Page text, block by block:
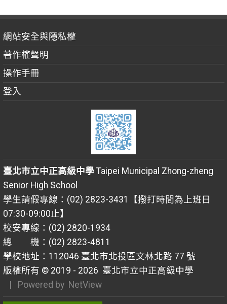
網站安全與隱私權
著作權聲明
操作手冊
登入
臺北市立中正高級中學Taipei Municipal Zhong-zheng
Senior High School
學生請假專線：(02) 2823-3431【撥打時間為上班日
07:30-09:00止】
校安專線：(02) 2820-1934
總 機：(02) 2823-4811
學校地址：112046 臺北市北投區文林北路 77 號
版權所有 © 2019 - 2026 臺北市立中正高級中學
| Powered by NetView